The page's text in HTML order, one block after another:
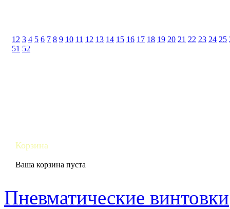
1 2 3 4 5 6 7 8 9 10 11 12 13 14 15 16 17 18 19 20 21 22 23 24 25
51 52
Корзина
Ваша корзина пуста
Пневматические винтовки